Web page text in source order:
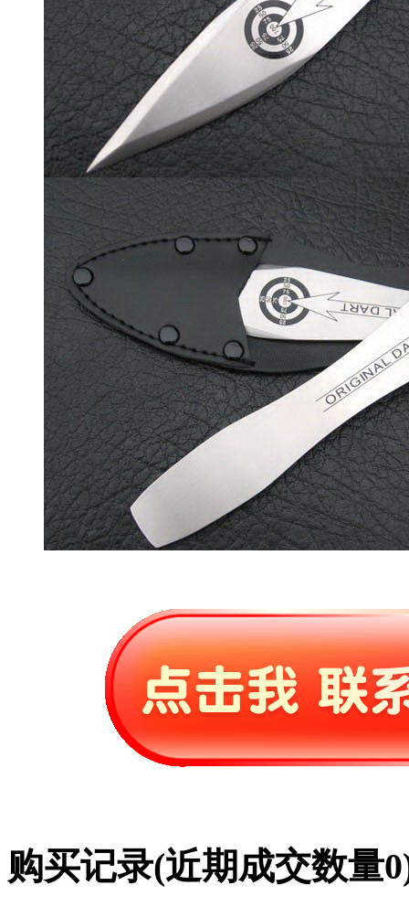
购买记录(近期成交数量0